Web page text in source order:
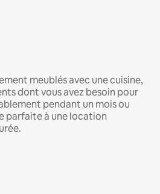
meublés avec une cuisine,
dont vous avez besoin pour
pendant un mois ou
parfaite à une location